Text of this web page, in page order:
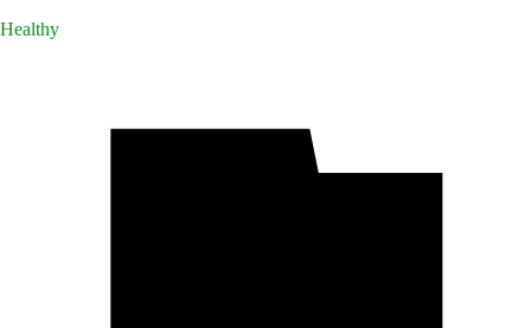
Healthy